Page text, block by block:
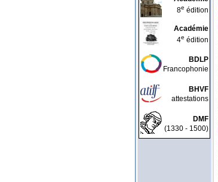
8e édition
Académie
4e édition
BDLP
Francophonie
BHVF
attestations
DMF
(1330 - 1500)